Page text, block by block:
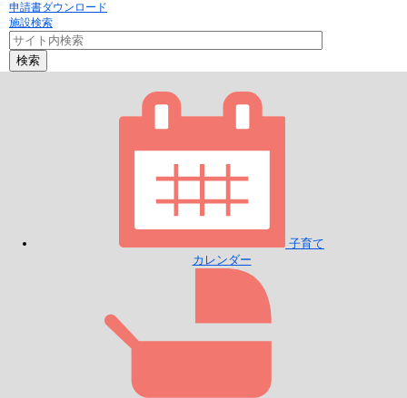
申請書ダウンロード
施設検索
検索
子育て
カレンダー